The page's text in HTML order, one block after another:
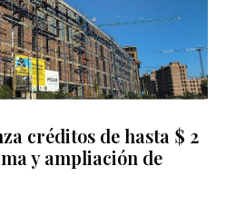
créditos de hasta $ 2
y ampliación de